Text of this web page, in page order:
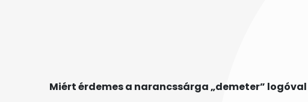
Miért érdemes a narancssárga „demeter”